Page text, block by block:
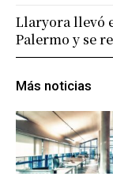
Más noticias
Llaryora llevó
Palermo y se